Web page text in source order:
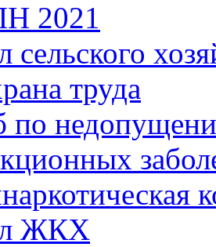
2021
сельского
труда
ЖКХ